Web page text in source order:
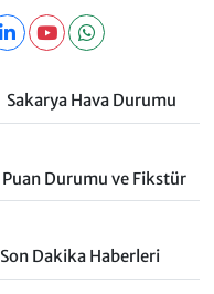
Sakarya Hava Durumu
Puan Durumu ve Fikstür
Son Dakika Haberleri